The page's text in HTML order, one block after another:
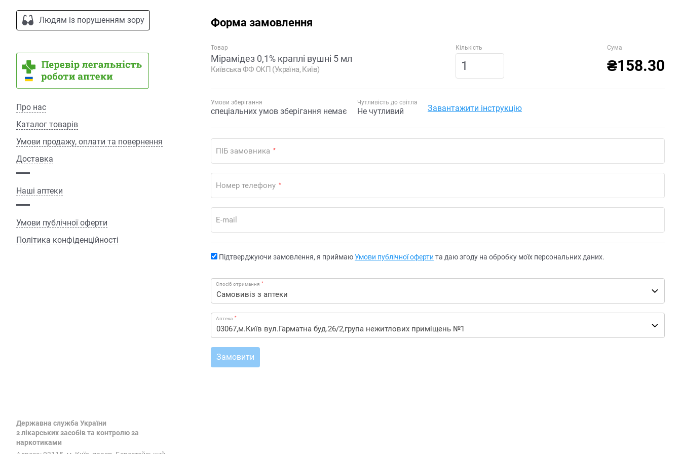
Людям із порушенням зору
Про нас
Каталог товарів
Умови продажу, оплати та повернення
Доставка
Наші аптеки
Умови публічної оферти
Політика конфіденційності
Державна служба України
з лікарських засобів та контролю за
наркотиками
Форма замовлення
Товар
Мірамідез 0,1% краплі вушні 5 мл
Київська ФФ ОКП (Україна, Київ)
Кількість Сума
₴158.30
Умови зберігання
спеціальних умов зберігання немає
Чутливість до світла
Не чутливий Завантажити інструкцію
ПІБ замовника *
Номер телефону *
E-mail
Підтверджуючи замовлення, я приймаюУмови публічної оферти та даю згоду на обробку моїх персональних даних.
Спосіб отримання *
Аптека *
Замовити